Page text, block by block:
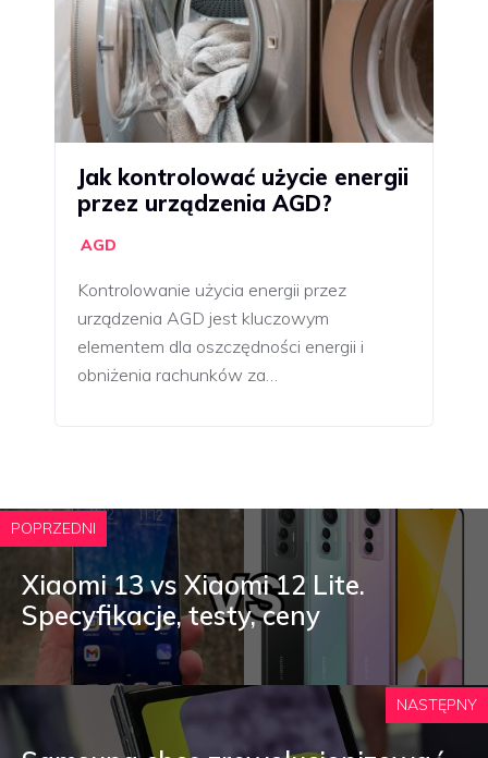
Jak kontrolować użycie energii
przez urządzenia AGD?
AGD
Kontrolowanie użycia energii przez
urządzenia AGD jest kluczowym
elementem dla oszczędności energii i
obniżenia rachunków za…
POPRZEDNI
Xiaomi 13 vs Xiaomi 12 Lite.
Specyfikacje, testy, ceny
NASTĘPNY